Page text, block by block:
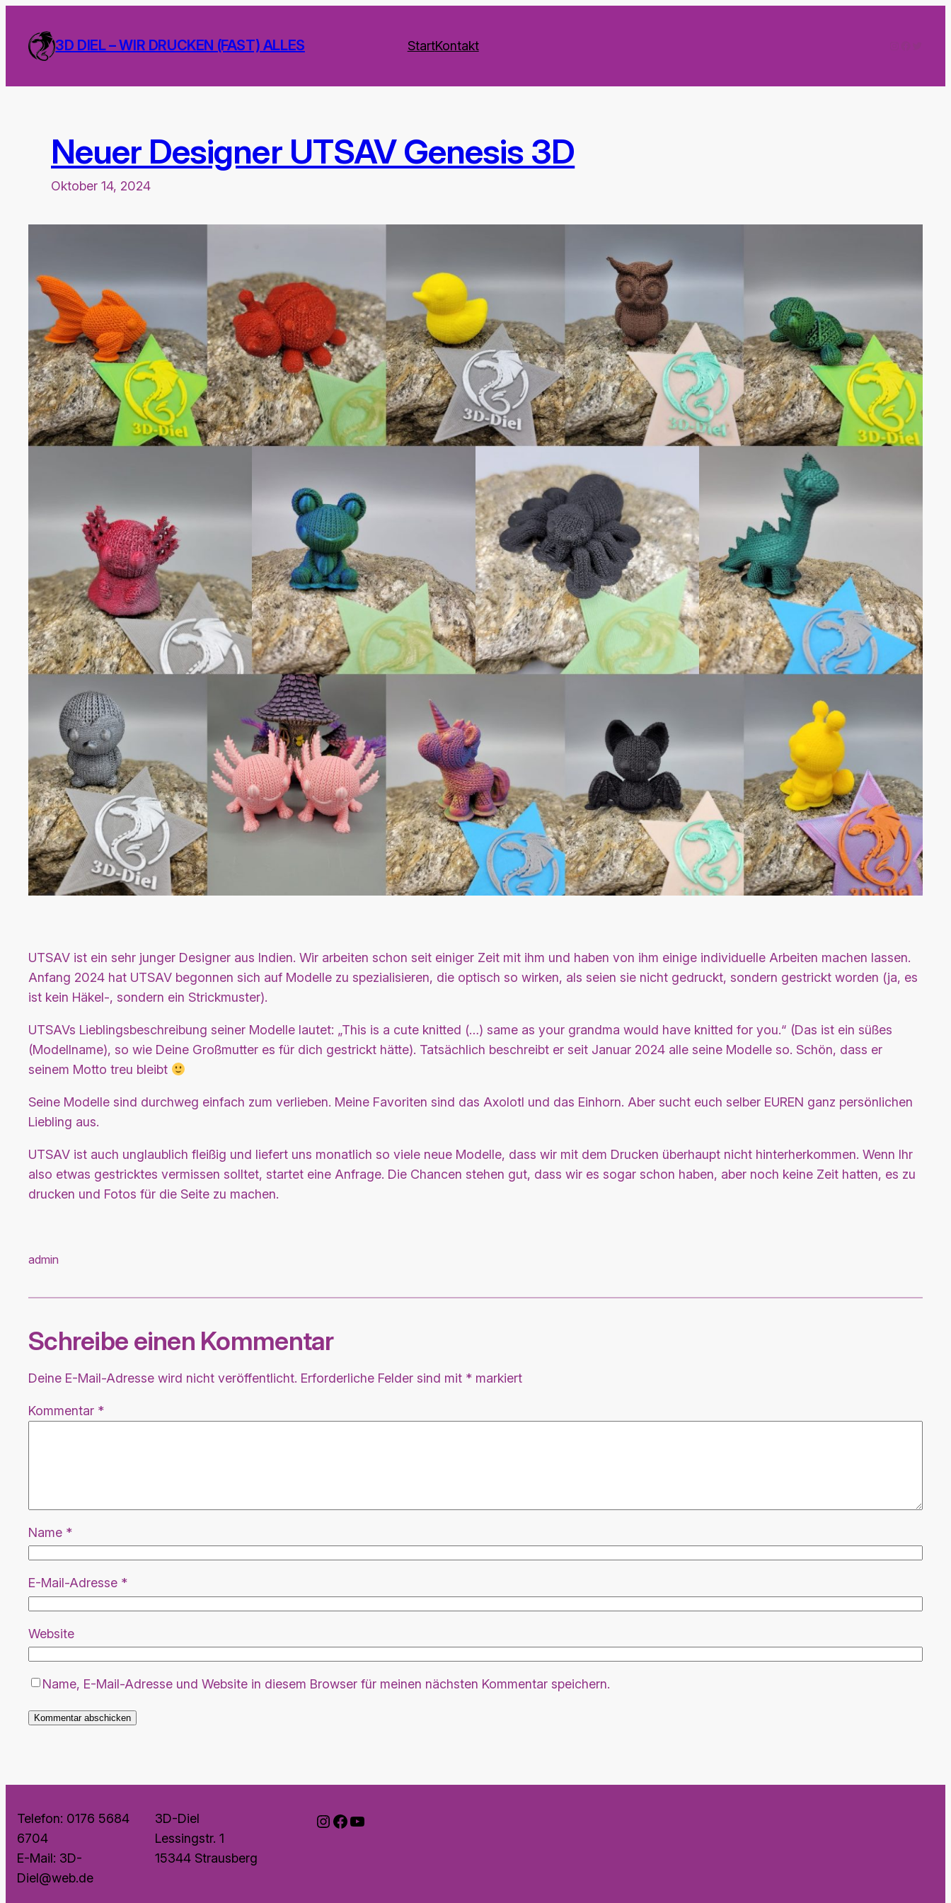
Inhalt
springen
3D DIEL – WIR DRUCKEN (FAST) ALLES StartKontakt
Neuer Designer UTSAV Genesis 3D
Oktober 14, 2024
UTSAV ist ein sehr junger Designer aus Indien. Wir arbeiten schon seit einiger Zeit mit ihm und haben von ihm einige individuelle Arbeiten machen lassen.
Anfang 2024 hat UTSAV begonnen sich auf Modelle zu spezialisieren, die optisch so wirken, als seien sie nicht gedruckt, sondern gestrickt worden (ja, es
ist kein Häkel-, sondern ein Strickmuster).
UTSAVs Lieblingsbeschreibung seiner Modelle lautet: „This is a cute knitted (…) same as your grandma would have knitted for you.“ (Das ist ein süßes
(Modellname), so wie Deine Großmutter es für dich gestrickt hätte). Tatsächlich beschreibt er seit Januar 2024 alle seine Modelle so. Schön, dass er
seinem Motto treu bleibt
Seine Modelle sind durchweg einfach zum verlieben. Meine Favoriten sind das Axolotl und das Einhorn. Aber sucht euch selber EUREN ganz persönlichen
Liebling aus.
UTSAV ist auch unglaublich fleißig und liefert uns monatlich so viele neue Modelle, dass wir mit dem Drucken überhaupt nicht hinterherkommen. Wenn Ihr
also etwas gestricktes vermissen solltet, startet eine Anfrage. Die Chancen stehen gut, dass wir es sogar schon haben, aber noch keine Zeit hatten, es zu
drucken und Fotos für die Seite zu machen.
admin
Schreibe einen Kommentar
Deine E-Mail-Adresse wird nicht veröffentlicht. Erforderliche Felder sind mit * markiert
Kommentar *
Name *
E-Mail-Adresse *
Website
Name, E-Mail-Adresse und Website in diesem Browser für meinen nächsten Kommentar speichern.
Telefon: 0176 5684
6704
E-Mail: 3D-
Diel@web.de
3D-Diel
Lessingstr. 1
15344 Strausberg
InstagramFacebook YouTube